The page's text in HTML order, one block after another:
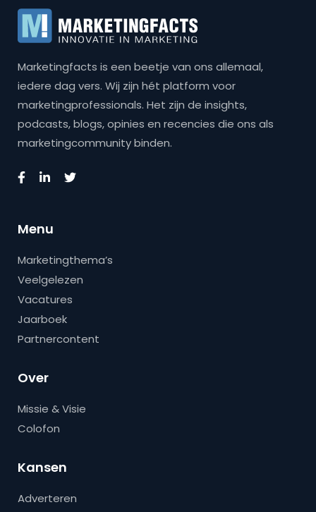
Marketingfacts is een beetje van ons allemaal,
iedere dag vers. Wij zijn hét platform voor
marketingprofessionals. Het zijn de insights,
podcasts, blogs, opinies en recencies die ons als
marketingcommunity binden.
Menu
Marketingthema’s
Veelgelezen
Vacatures
Jaarboek
Partnercontent
Over
Missie & Visie
Colofon
Kansen
Adverteren